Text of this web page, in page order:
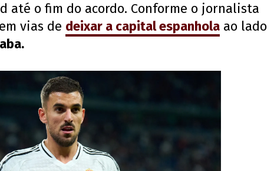
até o fim do acordo. Conforme o jornalista
vias de deixar a capital espanhola ao lado